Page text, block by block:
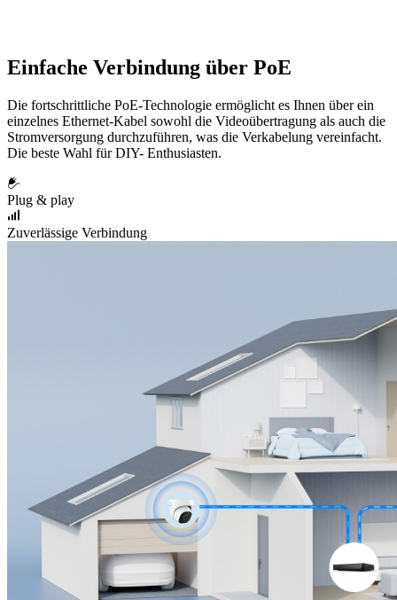
Einfache Verbindung über PoE
Die fortschrittliche PoE-Technologie ermöglicht es Ihnen über ein
einzelnes Ethernet-Kabel sowohl die Videoübertragung als auch die
Stromversorgung durchzuführen, was die Verkabelung vereinfacht.
Die beste Wahl für DIY- Enthusiasten.
Plug & play
Zuverlässige Verbindung